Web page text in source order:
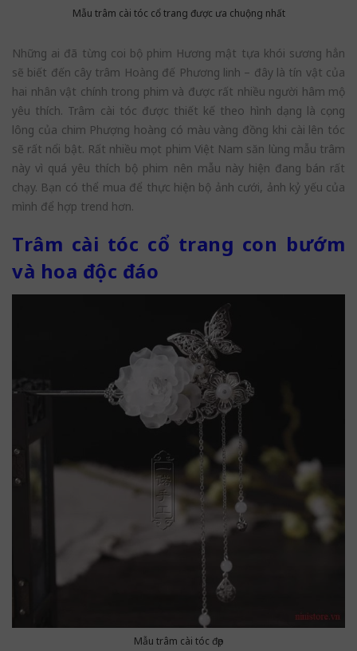
Mẫu trâm cài tóc cổ trang được ưa chuộng nhất
Những ai đã từng coi bộ phim Hương mật tựa khói sương hẳn
sẽ biết đến cây trâm Hoàng đế Phương linh – đây là tín vật của
hai nhân vật chính trong phim và được rất nhiều người hâm mộ
yêu thích. Trâm cài tóc được thiết kế theo hình dạng là cọng
lông của chim Phượng hoàng có màu vàng đồng khi cài lên tóc
sẽ rất nổi bật. Rất nhiều mọt phim Việt Nam săn lùng mẫu trâm
này vì quá yêu thích bộ phim nên mẫu này hiện đang bán rất
chạy. Bạn có thể mua để thực hiện bộ ảnh cưới, ảnh kỷ yếu của
mình để hợp trend hơn.
Trâm cài tóc cổ trang con bướm
và hoa độc đáo
Mẫu trâm cài tóc đẹp